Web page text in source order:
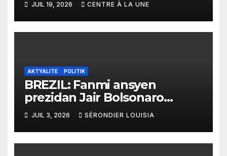
yo
JUIL 19, 2026 CENTRE À LA UNE
AKTYALITE POLITIK
BREZIL: Fanmi ansyen
prezidan Jair Bolsonaro
mande gouvènman ameriken
an ogmante taks sou tout
pwodui Brezil ap vann Etazini
jiska fen ane 2026 la
JUIL 3, 2026 SÉRONDIER LOUISIA